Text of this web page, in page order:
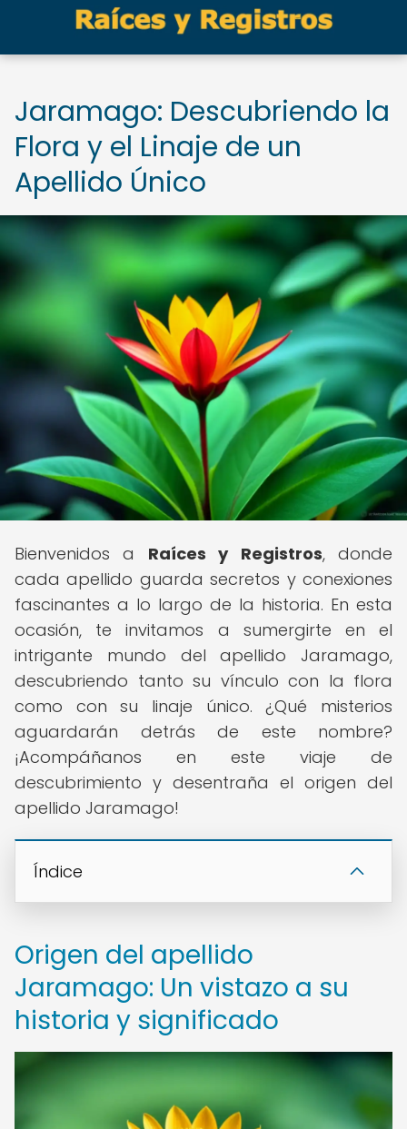
Jaramago: Descubriendo la
Flora y el Linaje de un
Apellido Único
Bienvenidos a Raíces y Registros, donde
cada apellido guarda secretos y conexiones
fascinantes a lo largo de la historia. En esta
ocasión, te invitamos a sumergirte en el
intrigante mundo del apellido Jaramago,
descubriendo tanto su vínculo con la flora
como con su linaje único. ¿Qué misterios
aguardarán detrás de este nombre?
¡Acompáñanos en este viaje de
descubrimiento y desentraña el origen del
apellido Jaramago!
Índice
Origen del apellido
Jaramago: Un vistazo a su
historia y significado